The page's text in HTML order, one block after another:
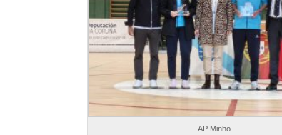
AP Minho